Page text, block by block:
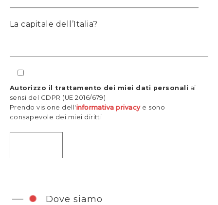
La capitale dell’Italia?
Autorizzo il trattamento dei miei dati personali ai
sensi del GDPR (UE 2016/679)
Prendo visione dell'informativa privacye sono
consapevole dei miei diritti
Dove siamo